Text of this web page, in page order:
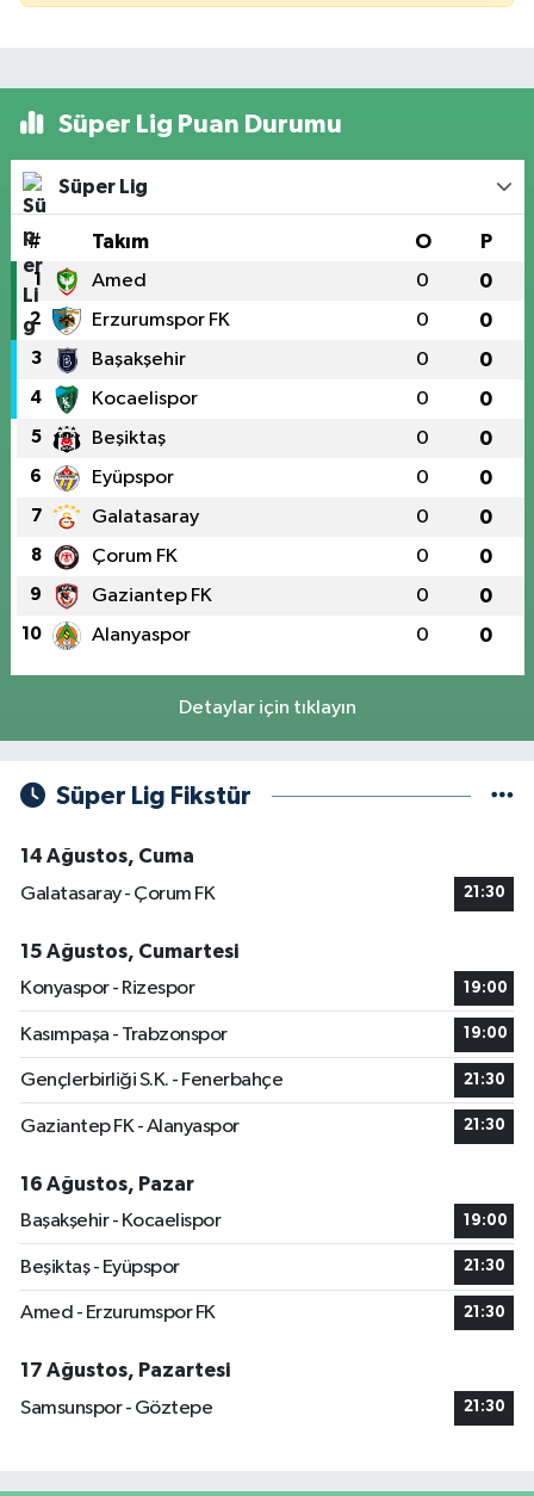
Süper Lig Puan Durumu
Süper Lig
# Takım O P
1 Amed 0 0
2 Erzurumspor FK 0 0
3 Başakşehir 0 0
4 Kocaelispor 0 0
5 Beşiktaş 0 0
6 Eyüpspor 0 0
7 Galatasaray 0 0
8 Çorum FK 0 0
9 Gaziantep FK 0 0
10 Alanyaspor 0 0
Detaylar için tıklayın
Süper Lig Fikstür
14 Ağustos, Cuma
Galatasaray - Çorum FK
21:30
15 Ağustos, Cumartesi
Konyaspor - Rizespor
19:00
Kasımpaşa - Trabzonspor 19:00
Gençlerbirliği S.K. - Fenerbahçe 21:30
Gaziantep FK - Alanyaspor 21:30
16 Ağustos, Pazar
Başakşehir - Kocaelispor
19:00
Beşiktaş - Eyüpspor 21:30
Amed - Erzurumspor FK 21:30
17 Ağustos, Pazartesi
Samsunspor - Göztepe
21:30